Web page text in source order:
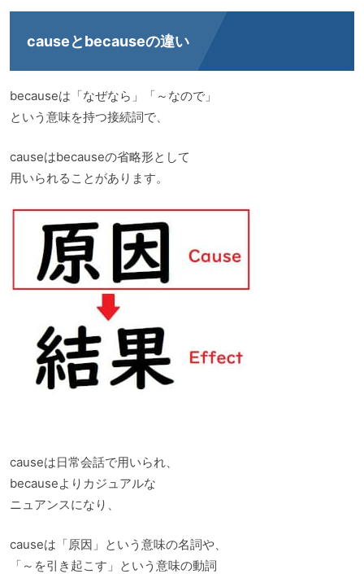
causeとbecauseの違い
becauseは「なぜなら」「～なので」
という意味を持つ接続詞で、
causeはbecauseの省略形として
用いられることがあります。
causeは日常会話で用いられ、
becauseよりカジュアルな
ニュアンスになり、
causeは「原因」という意味の名詞や、
「～を引き起こす」という意味の動詞